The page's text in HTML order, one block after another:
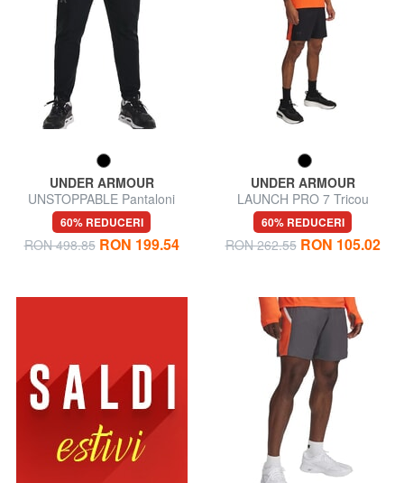
UNDER ARMOUR
UNSTOPPABLE Pantaloni
sport
60% REDUCERI
RON 498.85 RON 199.54
UNDER ARMOUR
LAUNCH PRO 7 Tricou
60% REDUCERI
RON 262.55 RON 105.02